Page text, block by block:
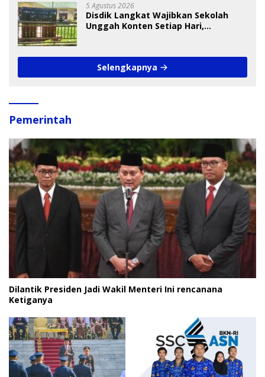
5 Agustus 2026
Disdik Langkat Wajibkan Sekolah
Unggah Konten Setiap Hari,
Selengkapnya
Pemerintah
Dilantik Presiden Jadi Wakil Menteri Ini rencanana
Ketiganya